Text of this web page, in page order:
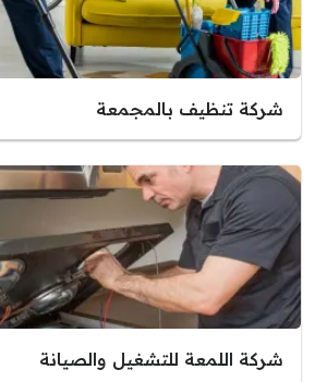
شركة تنظيف بالمجمعة
شركة اللمعة للتشغيل والصيانة